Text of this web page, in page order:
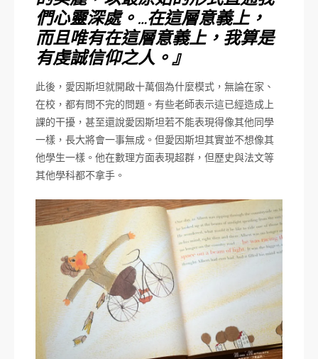
們心靈深處。…在這層意義上，
而且唯有在這層意義上，我算是
有虔誠信仰之人。』
此後，愛因斯坦就開啟十萬個為什麼模式，無論在家、
在校，都有問不完的問題。有些老師表示這已經造成上
課的干擾，甚至還說愛因斯坦若不能表現得像其他同學
一樣，長大將會一事無成。但愛因斯坦其實並不想像其
他學生一樣。他在數理方面表現超群，但歷史與法文等
其他學科都不拿手。